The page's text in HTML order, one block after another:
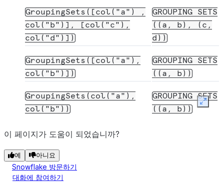
GroupingSets([col("a")
,
col("b")],
[col("c"),
col("d")])
GROUPING
SETS
((a,
b),
(c,
d))
GroupingSets([col("a"),
col("b")])
GROUPING
SETS
((a,
b))
GroupingSets(col("a"),
col("b"))
GROUPING
SETS
((a,
b))
이 페이지가 도움이 되었습니까?
예 아니요
Snowflake 방문하기
대화에 참여하기